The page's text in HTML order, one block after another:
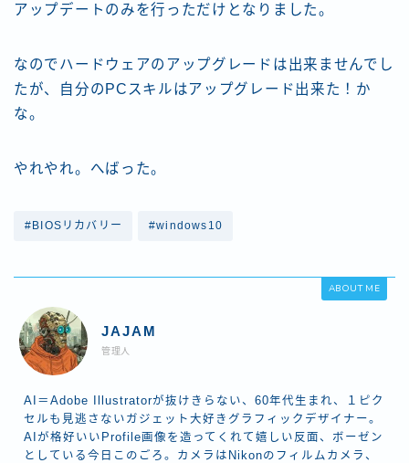
アップデートのみを行っただけとなりました。
なのでハードウェアのアップグレードは出来ませんでし
たが、自分のPCスキルはアップグレード出来た！か
な。
やれやれ。へばった。
#BIOSリカバリー #windows10
ABOUT ME
JAJAM
管理人
AI＝Adobe Illustratorが抜けきらない、60年代生まれ、１ピク
セルも見逃さないガジェット大好きグラフィックデザイナー。
AIが格好いいProfile画像を造ってくれて嬉しい反面、ボーゼン
としている今日このごろ。カメラはNikonのフィルムカメラ、